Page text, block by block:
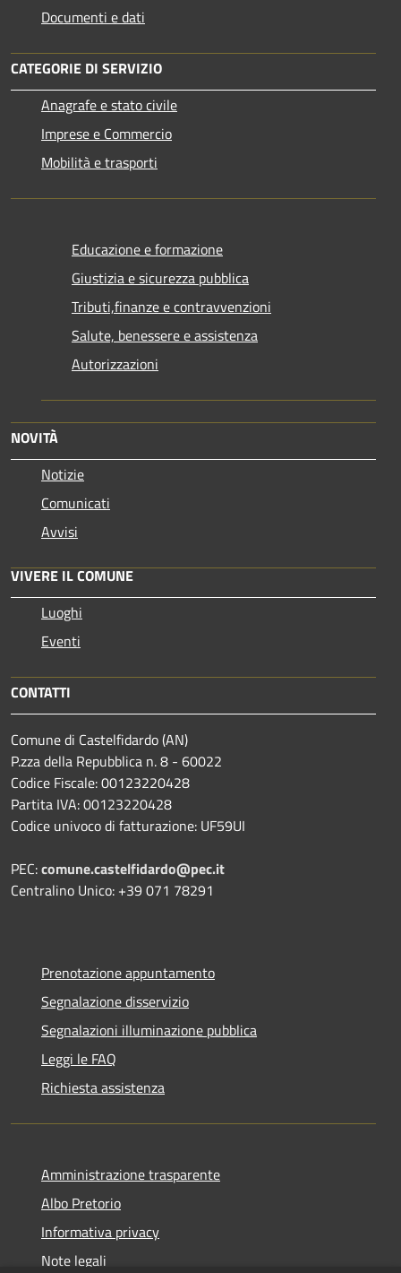
Documenti e dati
CATEGORIE DI SERVIZIO
Anagrafe e stato civile
Imprese e Commercio
Mobilità e trasporti
Educazione e formazione
Giustizia e sicurezza pubblica
Tributi,finanze e contravvenzioni
Salute, benessere e assistenza
Autorizzazioni
NOVITÀ
Notizie
Comunicati
Avvisi
VIVERE IL COMUNE
Luoghi
Eventi
CONTATTI
Comune di Castelfidardo (AN)
P.zza della Repubblica n. 8 - 60022
Codice Fiscale: 00123220428
Partita IVA: 00123220428
Codice univoco di fatturazione: UF59UI
PEC:comune.castelfidardo@pec.it
Centralino Unico: +39 071 78291
Prenotazione appuntamento
Segnalazione disservizio
Segnalazioni illuminazione pubblica
Leggi le FAQ
Richiesta assistenza
Amministrazione trasparente
Albo Pretorio
Informativa privacy
Note legali